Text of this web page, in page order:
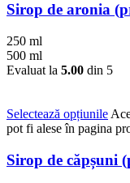
Sirop de aronia
250 ml
500 ml
Evaluat la 5.00 din 5
Selectează opțiunile
pot fi alese în pagina
Sirop de căpșuni